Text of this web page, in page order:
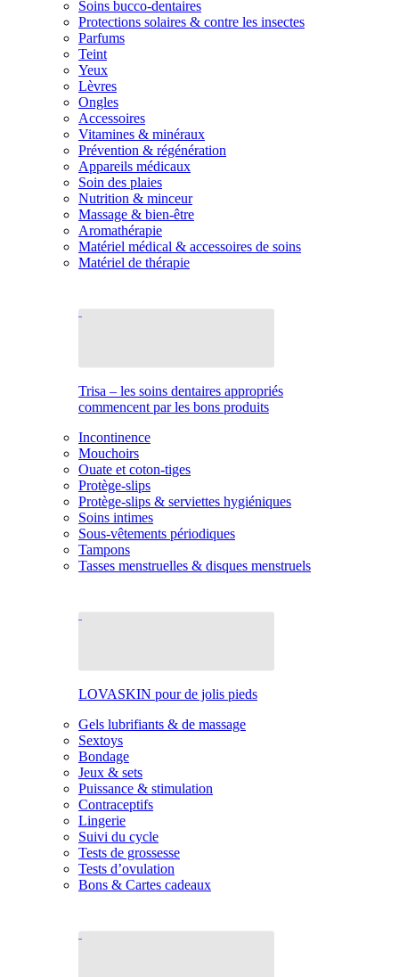
Soins bucco-dentaires
Protections solaires & contre les insectes
Parfums
Teint
Yeux
Lèvres
Ongles
Accessoires
Vitamines & minéraux
Prévention & régénération
Appareils médicaux
Soin des plaies
Nutrition & minceur
Massage & bien-être
Aromathérapie
Matériel médical & accessoires de soins
Matériel de thérapie
Trisa – les soins dentaires appropriés
commencent par les bons produits
Incontinence
Mouchoirs
Ouate et coton-tiges
Protège-slips
Protège-slips & serviettes hygiéniques
Soins intimes
Sous-vêtements périodiques
Tampons
Tasses menstruelles & disques menstruels
LOVASKIN pour de jolis pieds
Gels lubrifiants & de massage
Sextoys
Bondage
Jeux & sets
Puissance & stimulation
Contraceptifs
Lingerie
Suivi du cycle
Tests de grossesse
Tests d’ovulation
Bons & Cartes cadeaux